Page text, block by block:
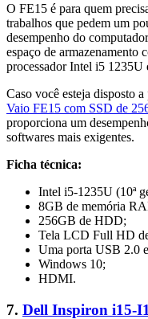
O FE15 é para quem
trabalhos que pedem um
desempenho do
espaço de armazenamento
processador Intel i5 1235U
Caso você esteja disposto
Vaio FE15 com SSD de
proporciona um
softwares mais exigentes.
Ficha técnica:
Intel i5-1235U (10ª
8GB de memória
256GB de HDD;
Tela LCD Full HD
Uma porta USB 2.0
Windows 10;
HDMI.
7. Dell Inspiron i15-